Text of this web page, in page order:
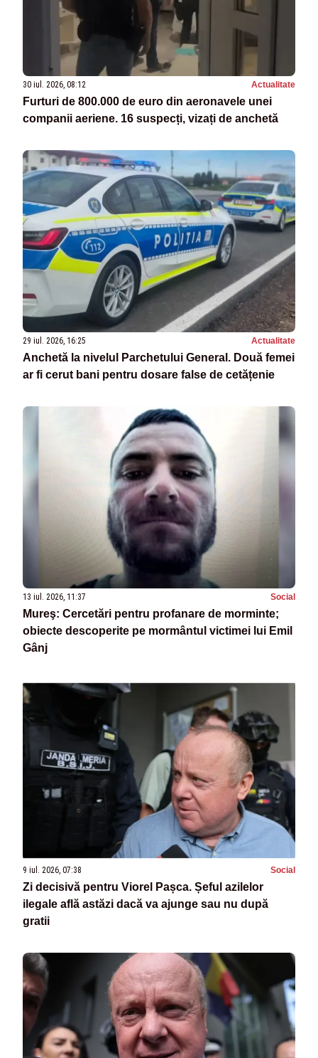
30 iul. 2026, 08:12 Actualitate
Furturi de 800.000 de euro din aeronavele unei
companii aeriene. 16 suspecți, vizați de anchetă
29 iul. 2026, 16:25 Actualitate
Anchetă la nivelul Parchetului General. Două femei
ar fi cerut bani pentru dosare false de cetățenie
13 iul. 2026, 11:37 Social
Mureş: Cercetări pentru profanare de morminte;
obiecte descoperite pe mormântul victimei lui Emil
Gânj
9 iul. 2026, 07:38 Social
Zi decisivă pentru Viorel Pașca. Șeful azilelor
ilegale află astăzi dacă va ajunge sau nu după
gratii